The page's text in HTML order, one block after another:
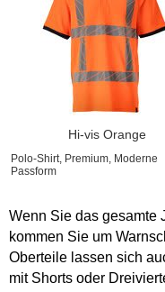
Hi-vis Orange
Polo-Shirt, Premium, Moderne
Passform
Wenn Sie das gesamte
kommen Sie um
Oberteile lassen sich
mit Shorts oder